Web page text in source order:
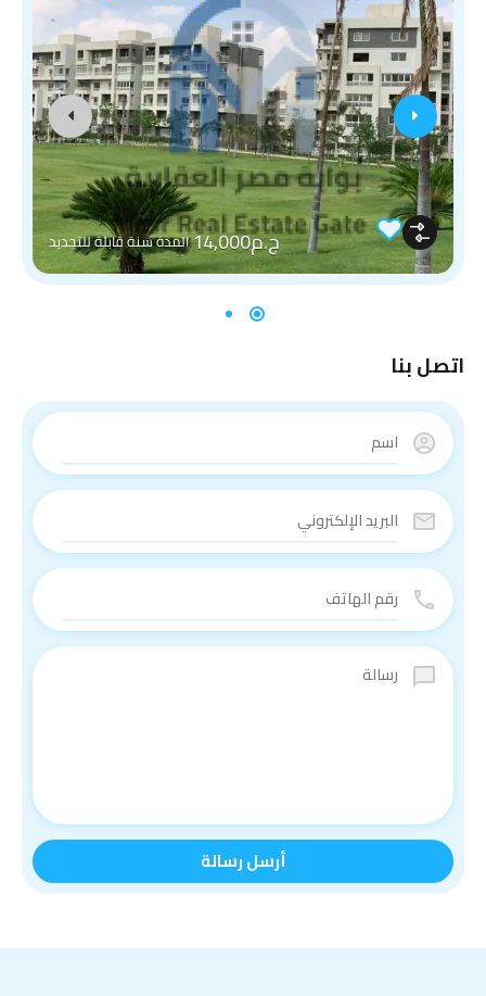
ج.م14,000 المدة سنة قابلة للتجديد
اتصل بنا